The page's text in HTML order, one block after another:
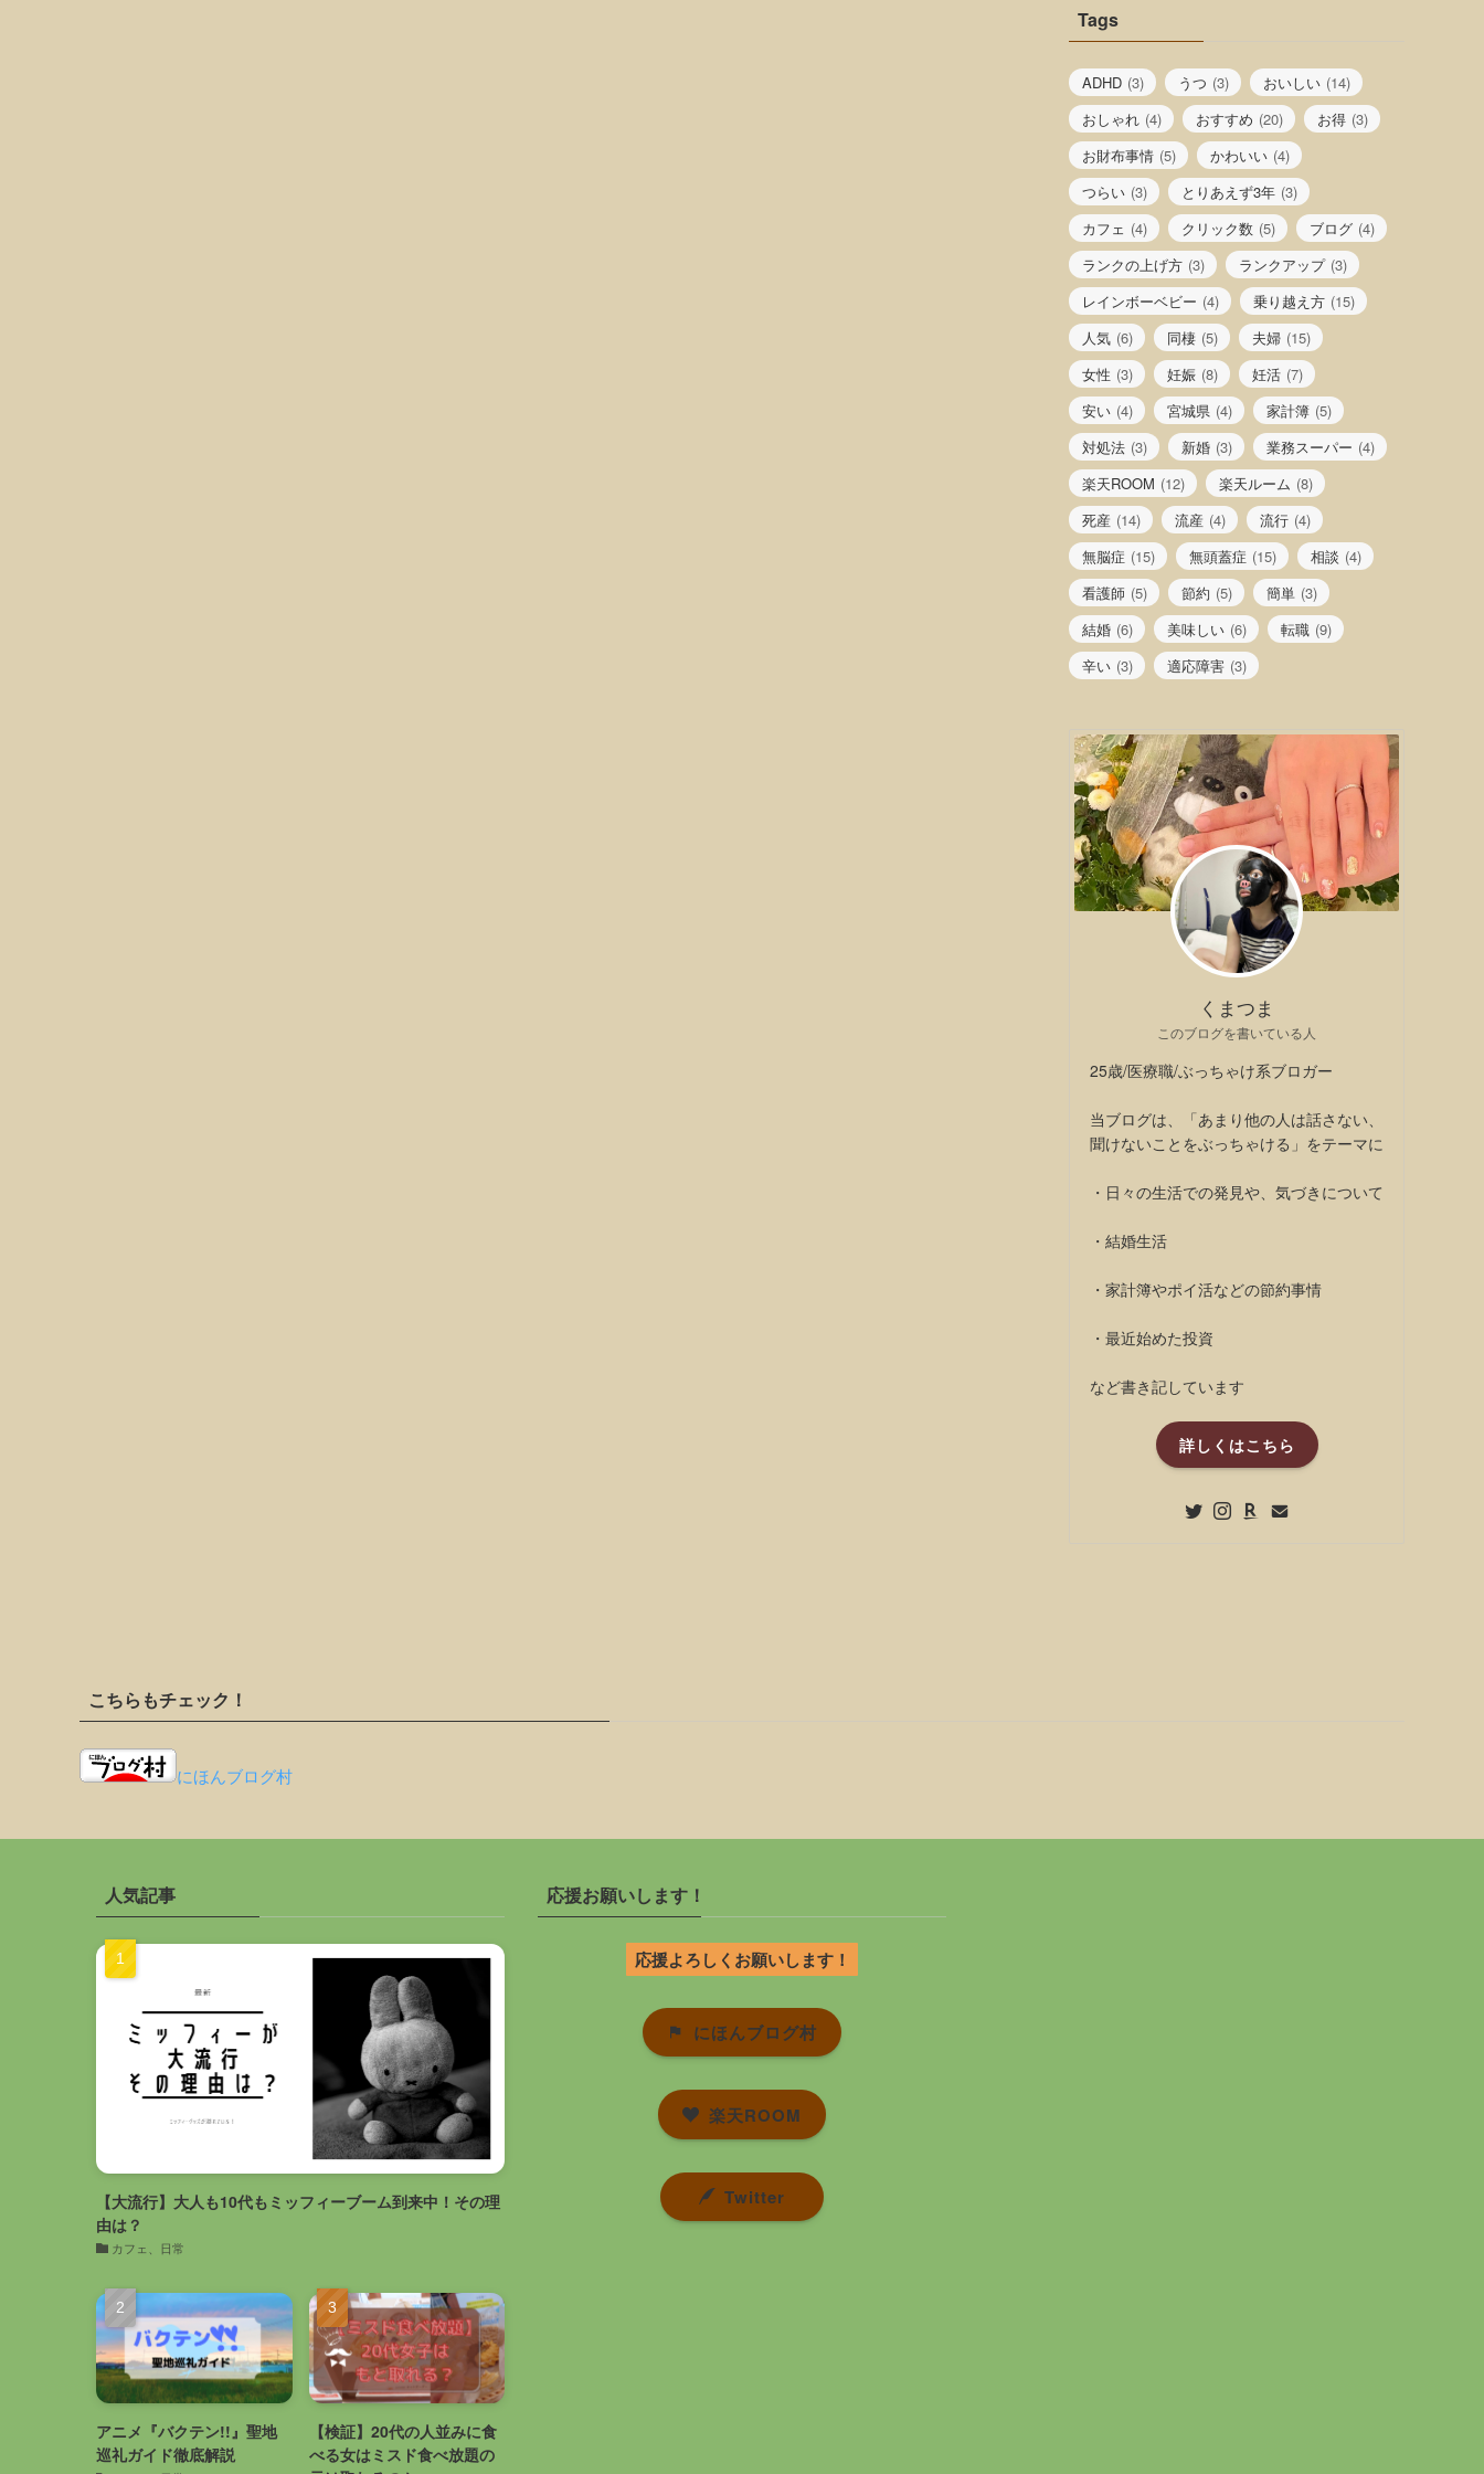
Tags
ADHD (3) うつ (3) おいしい (14)
おしゃれ (4) おすすめ (20) お得 (3)
お財布事情 (5) かわいい (4)
つらい (3) とりあえず3年 (3)
カフェ (4) クリック数 (5) ブログ (4)
ランクの上げ方 (3) ランクアップ (3)
レインボーベビー (4) 乗り越え方 (15)
人気 (6) 同棲 (5) 夫婦 (15)
女性 (3) 妊娠 (8) 妊活 (7)
安い (4) 宮城県 (4) 家計簿 (5)
対処法 (3) 新婚 (3) 業務スーパー (4)
楽天ROOM (12) 楽天ルーム (8)
死産 (14) 流産 (4) 流行 (4)
無脳症 (15) 無頭蓋症 (15) 相談 (4)
看護師 (5) 節約 (5) 簡単 (3)
結婚 (6) 美味しい (6) 転職 (9)
辛い (3) 適応障害 (3)
くまつま
このブログを書いている人
25歳/医療職/ぶっちゃけ系ブロガー
当ブログは、「あまり他の人は話さない、
聞けないことをぶっちゃける」をテーマに
・日々の生活での発見や、気づきについて
・結婚生活
・家計簿やポイ活などの節約事情
・最近始めた投資
など書き記しています
詳しくはこちら
こちらもチェック！
にほんブログ村
人気記事
【大流行】大人も10代もミッフィーブーム到来中！その理
由は？
カフェ、日常
アニメ『バクテン!!』聖地
巡礼ガイド徹底解説
【検証】20代の人並みに食
べる女はミスド食べ放題の
応援お願いします！
応援よろしくお願いします！
にほんブログ村
楽天ROOM
Twitter